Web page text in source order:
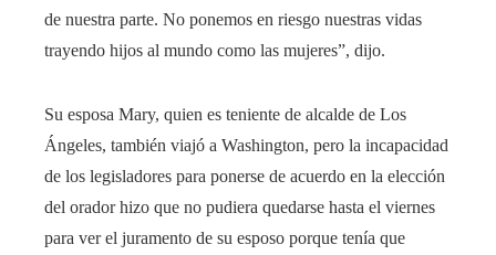
de nuestra parte. No ponemos en riesgo nuestras vidas
trayendo hijos al mundo como las mujeres”, dijo.
Su esposa Mary, quien es teniente de alcalde de Los
Ángeles, también viajó a Washington, pero la incapacidad
de los legisladores para ponerse de acuerdo en la elección
del orador hizo que no pudiera quedarse hasta el viernes
para ver el juramento de su esposo porque tenía que